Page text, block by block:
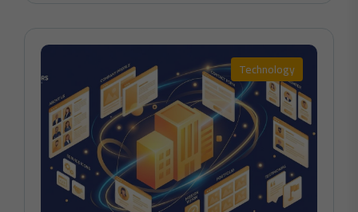
Technology